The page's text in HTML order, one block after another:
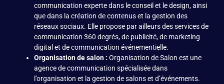
communication experte dans le conseil et le design, ainsi
que dans la création de contenus et la gestion des
réseaux sociaux. Elle propose par ailleurs des services de
communication 360 degrés, de publicité, de marketing
digital et de communication événementielle.
Organisation de salon : Organisation de Salon est une
agence de communication spécialisée dans
l’organisation et la gestion de salons et d’événements.